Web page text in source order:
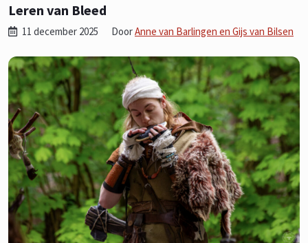
Leren van Bleed
11 december 2025 DoorAnne van Barlingen en Gijs van Bilsen